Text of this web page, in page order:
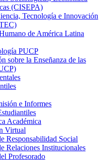
(CISEPA)
Tecnología e Innovación
de América Latina
PUCP
sobre la Enseñanza de las
e Informes
Académica
Virtual
Responsabilidad Social
Relaciones Institucionales
Profesorado